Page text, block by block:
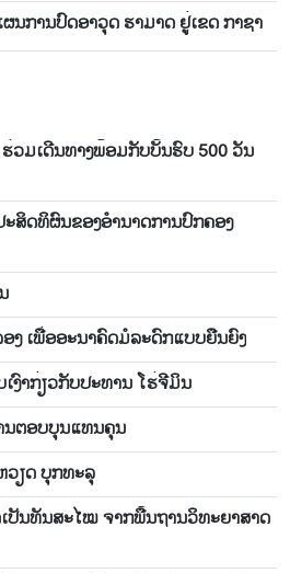
ນການປົດອາວຸດ ຮາມາດ ຢູ່ເຂດ ກາຊາ
ວມເດີນທາງພ້ອມກັບບັ້ນຮົບ 500 ວັນ
ສິດທິຜົນຂອງອຳນາດການປົກຄອງ
ງ ເພື່ອອະນາຄົດມໍລະດົກແບບຍືນຍົງ
ງົາກ່ຽວກັບປະທານ ໂຮ່ຈີມິນ
ນຕອບບຸນແທນຄຸນ
ຽດ ບຸກ​ທະ​ລຸ
ປັນ​ທັນ​ສະ​ໄໝ ຈາກ​ພື້ນ​ຖານ​ວິ​ທະ​ຍາ​ສາດ​